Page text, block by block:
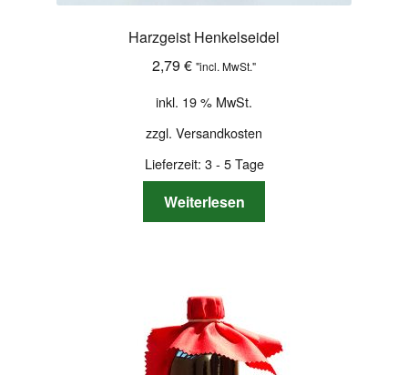
Harzgeist Henkelseidel
2,79 € "incl. MwSt."
inkl. 19 % MwSt.
zzgl. Versandkosten
Lieferzeit: 3 - 5 Tage
Weiterlesen